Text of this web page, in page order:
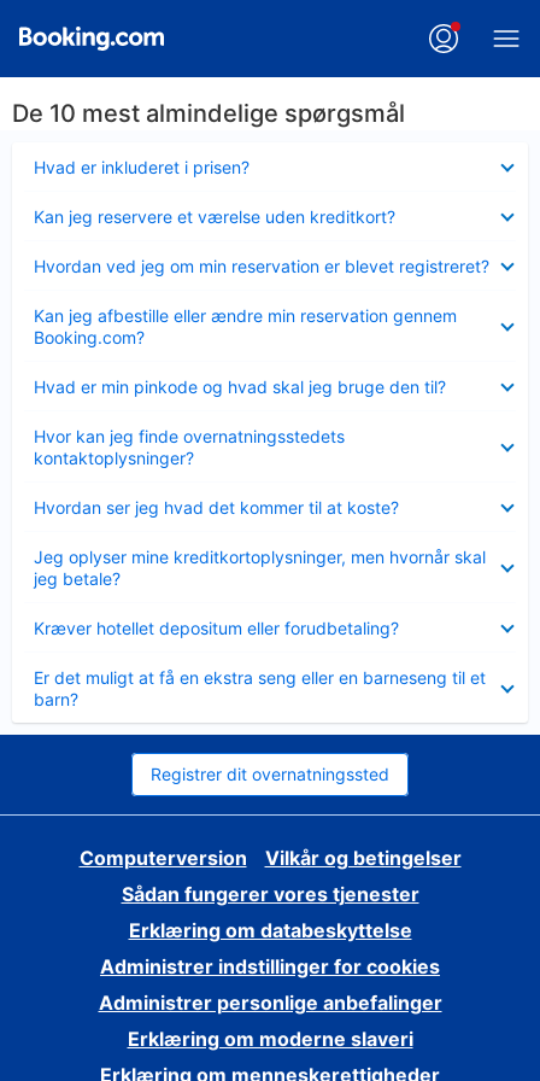
De 10 mest almindelige spørgsmål
Hvad er inkluderet i prisen?
Kan jeg reservere et værelse uden kreditkort?
Hvordan ved jeg om min reservation er blevet registreret?
Kan jeg afbestille eller ændre min reservation gennem
Booking.com?
Hvad er min pinkode og hvad skal jeg bruge den til?
Hvor kan jeg finde overnatningsstedets
kontaktoplysninger?
Hvordan ser jeg hvad det kommer til at koste?
Jeg oplyser mine kreditkortoplysninger, men hvornår skal
jeg betale?
Kræver hotellet depositum eller forudbetaling?
Er det muligt at få en ekstra seng eller en barneseng til et
barn?
Registrer dit overnatningssted
Computerversion
Vilkår og betingelser
Sådan fungerer vores tjenester
Erklæring om databeskyttelse
Administrer indstillinger for cookies
Administrer personlige anbefalinger
Erklæring om moderne slaveri
Erklæring om menneskerettigheder